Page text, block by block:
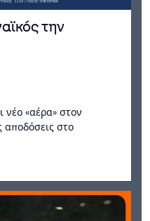
την
νέο «αέρα» στον
αποδόσεις στο